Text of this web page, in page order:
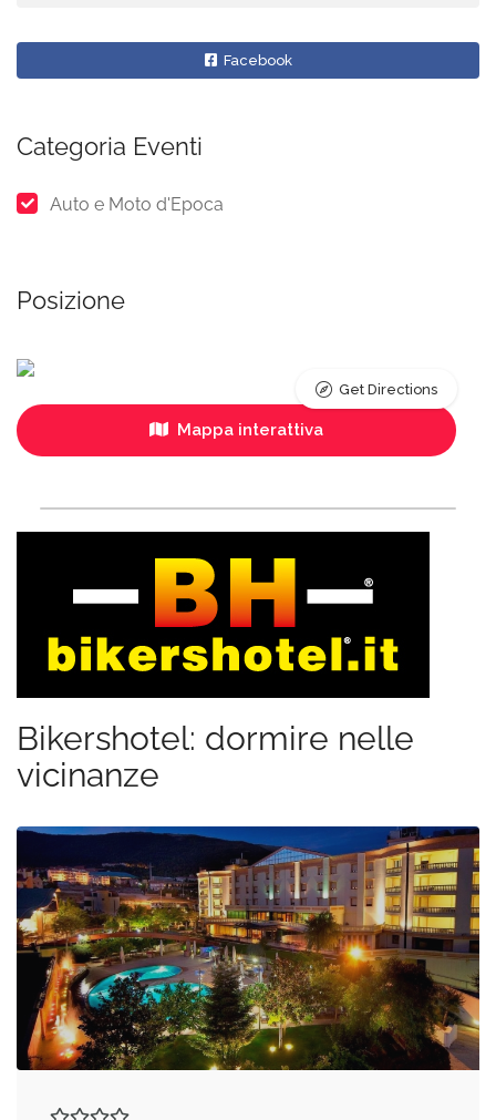
Facebook
Categoria Eventi
Auto e Moto d'Epoca
Posizione
Mappa interattiva
Get Directions
Bikershotel: dormire nelle
vicinanze